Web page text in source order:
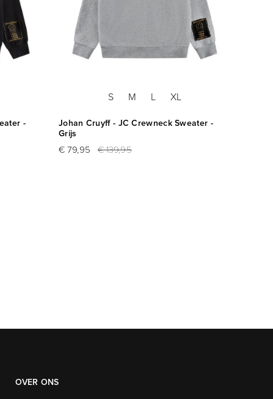
-
S M L XL
Johan Cruyff - JC Crewneck Sweater -
Grijs
€ 79,95 € 139,95
OVER ONS